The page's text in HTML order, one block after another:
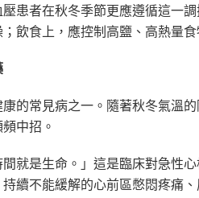
患者在秋冬季節更應遵循這一
飲食上，應控制高鹽、高熱量食
的常見病之一。隨著秋冬氣溫
中招。
間就是生命。」這是臨床對急性
續不能緩解的心前區憋悶疼痛